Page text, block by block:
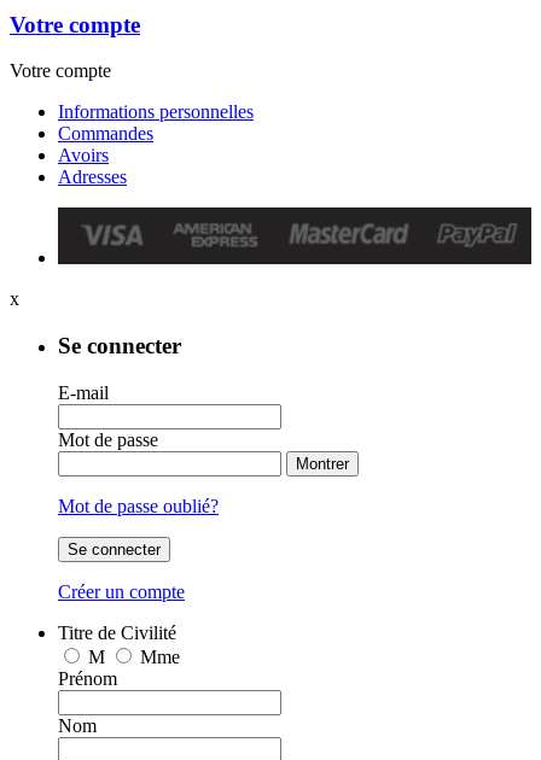
Votre compte
Votre compte
Informations personnelles
Commandes
Avoirs
Adresses
x
Se connecter
E-mail
Mot de passe
Montrer
Mot de passe oublié?
Se connecter
Créer un compte
Titre de Civilité
M
Mme
Prénom
Nom